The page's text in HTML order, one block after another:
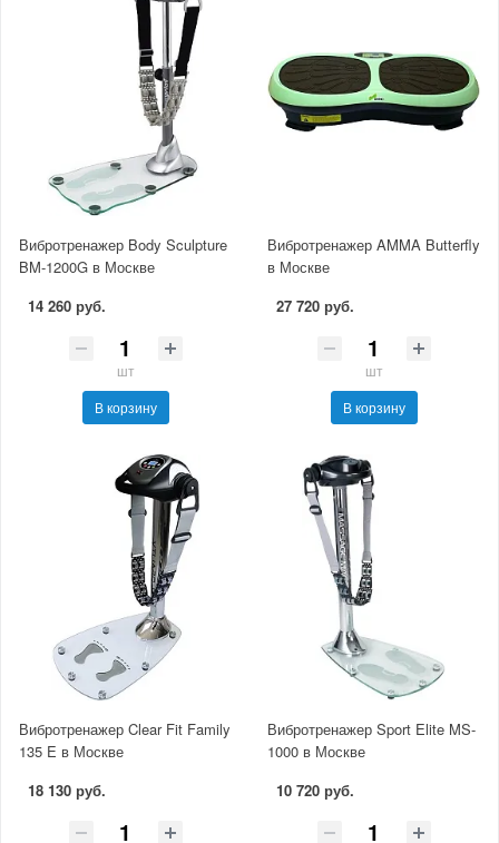
Вибротренажер Body Sculpture
BM-1200G в Москве
14 260 руб.
шт
В корзину
Вибротренажер AMMA Butterfly
в Москве
27 720 руб.
шт
В корзину
Вибротренажер Clear Fit Family
135 E в Москве
18 130 руб.
Вибротренажер Sport Elite MS-
1000 в Москве
10 720 руб.